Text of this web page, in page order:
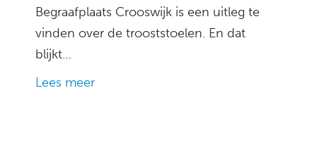
Begraafplaats Crooswijk is een uitleg te
vinden over de trooststoelen. En dat
blijkt…
Lees meer